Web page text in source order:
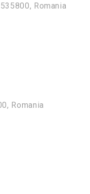
Romania
Romania